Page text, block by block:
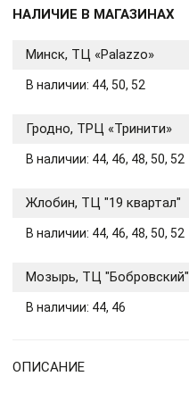
НАЛИЧИЕ В МАГАЗИНАХ
Минск, ТЦ «Palazzo»
В наличии: 44, 50, 52
Гродно, ТРЦ «Тринити»
В наличии: 44, 46, 48, 50, 52
Жлобин, ТЦ "19 квартал"
В наличии: 44, 46, 48, 50, 52
Мозырь, ТЦ "Бобровский"
В наличии: 44, 46
ОПИСАНИЕ